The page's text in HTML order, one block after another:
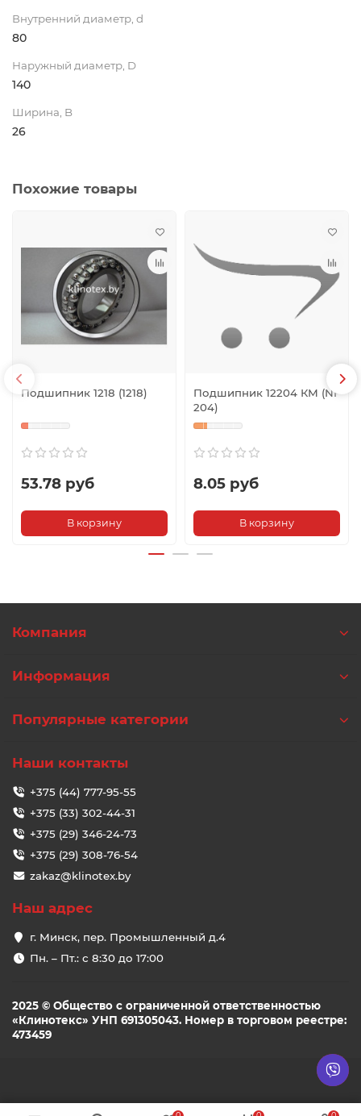
Внутренний диаметр, d
80
Наружный диаметр, D
140
Ширина, B
26
Похожие товары
Подшипник 1218 (1218)
53.78 руб
В корзину
Подшипник 12204 КМ (NF
204)
8.05 руб
В корзину
Компания
Информация
Популярные категории
Наши контакты
+375 (44) 777-95-55
+375 (33) 302-44-31
+375 (29) 346-24-73
+375 (29) 308-76-54
zakaz@klinotex.by
Наш адрес
г. Минск, пер. Промышленный д.4
Пн. – Пт.: с 8:30 до 17:00
2025 © Общество с ограниченной ответственностью
«Клинотекс» УНП 691305043. Номер в торговом реестре:
473459